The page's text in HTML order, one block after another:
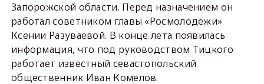
Запорожской области. Перед назначением он
работал советником главы «Росмолодёжи»
Ксении Разуваевой. В конце лета появилась
информация, что под руководством Тицкого
работает известный севастопольский
общественник Иван Комелов.